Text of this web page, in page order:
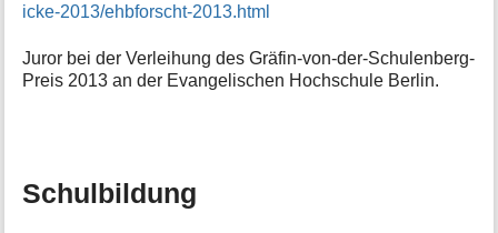
icke-2013/ehbforscht-2013.html
Juror bei der Verleihung des Gräfin-von-der-Schulenberg-
Preis 2013 an der Evangelischen Hochschule Berlin.
Schulbildung